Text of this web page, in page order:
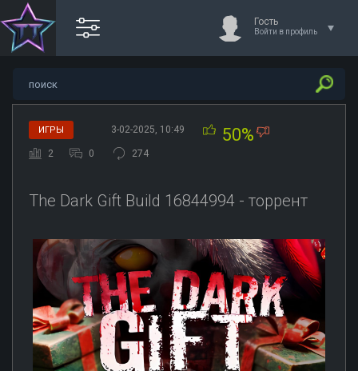
Гость
Войти в профиль
ИГРЫ 3-02-2025, 10:49 50%
2 0 274
The Dark Gift Build 16844994 - торрент